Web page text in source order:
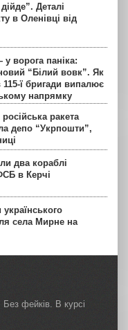
Деталі
в Оленівці від
у ворога паніка:
“Білий вовк”. Як
ї бригади випалює
напрямку
ракета
депо “Укрпошти”,
два кораблі
в Керчі
села Мирне на
фейків. В курсі